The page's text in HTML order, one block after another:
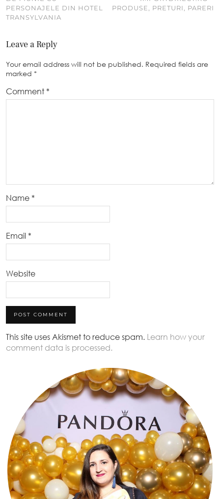
PERSONAJELE DIN HOTEL
TRANSYLVANIA
PRODUSE, PRETURI, PARERI
Leave a Reply
Your email address will not be published. Required fields are
marked *
Comment *
Name *
Email *
Website
This site uses Akismet to reduce spam. Learn how your
comment data is processed.